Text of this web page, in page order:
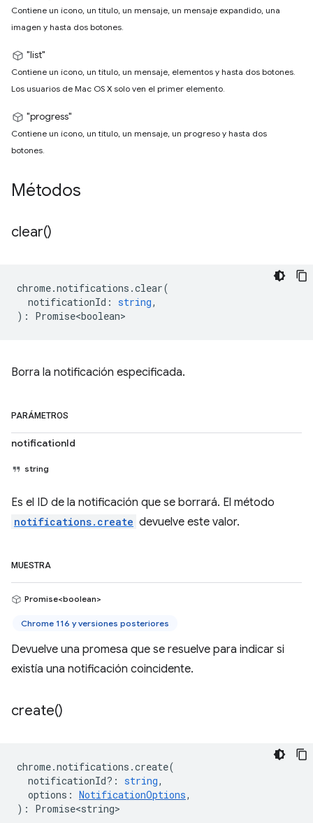
Contiene un ícono, un título, un mensaje, un mensaje expandido, una
imagen y hasta dos botones.
"list"
Contiene un ícono, un título, un mensaje, elementos y hasta dos botones.
Los usuarios de Mac OS X solo ven el primer elemento.
"progress"
Contiene un ícono, un título, un mensaje, un progreso y hasta dos
botones.
Métodos
clear()
chrome.notifications .clear(
notificationId : string,
) : Promise<boolean>
Borra la notificación especificada.
PARÁMETROS
notificationId
string
Es el ID de la notificación que se borrará. El método
notifications.create devuelve este valor.
MUESTRA
Promise<boolean>
Chrome 116 y versiones posteriores
Devuelve una promesa que se resuelve para indicar si
existía una notificación coincidente.
create()
chrome.notifications .create(
notificationId? : string,
options : NotificationOptions,
) : Promise<string>